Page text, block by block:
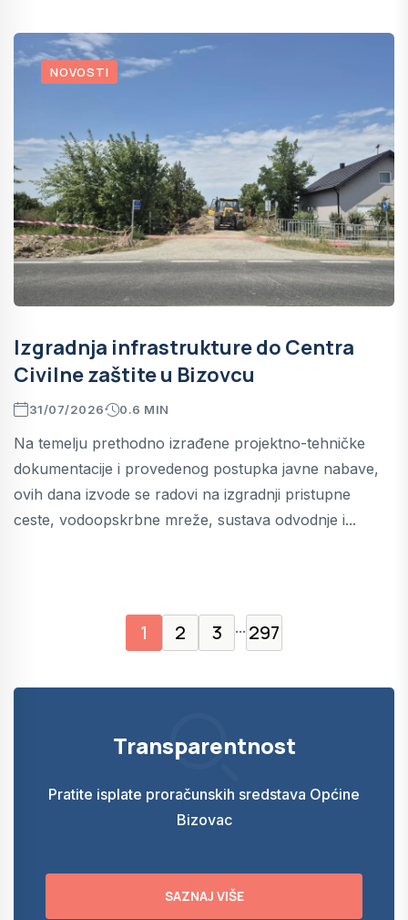
NOVOSTI
Izgradnja infrastrukture do Centra
Civilne zaštite u Bizovcu
31/07/2026 0.6 MIN
Na temelju prethodno izrađene projektno-tehničke
dokumentacije i provedenog postupka javne nabave,
ovih dana izvode se radovi na izgradnji pristupne
ceste, vodoopskrbne mreže, sustava odvodnje i...
1 2 3 ... 297
Transparentnost
Pratite isplate proračunskih sredstava Općine
Bizovac
SAZNAJ VIŠE